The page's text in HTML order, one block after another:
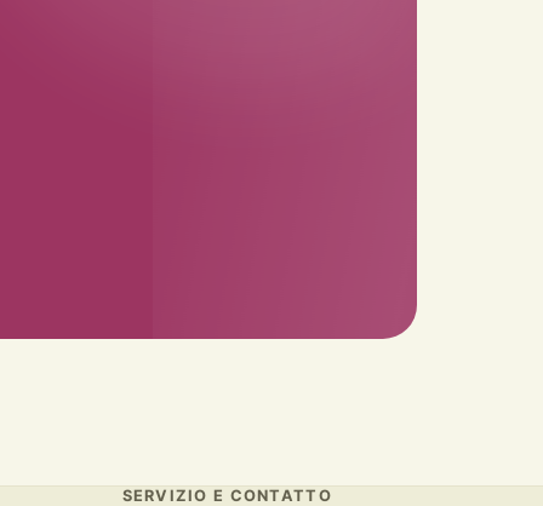
SERVIZIO E CONTATTO